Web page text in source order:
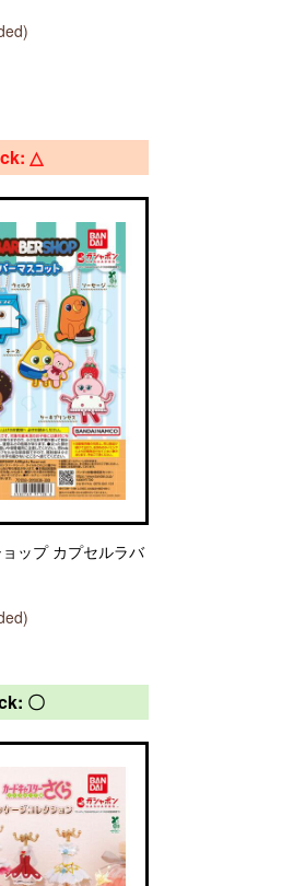
△
ップ カプセルラバ
〇